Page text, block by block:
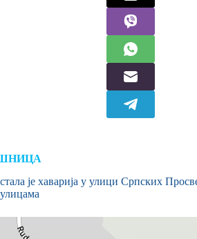
је хаварија у улици Српских